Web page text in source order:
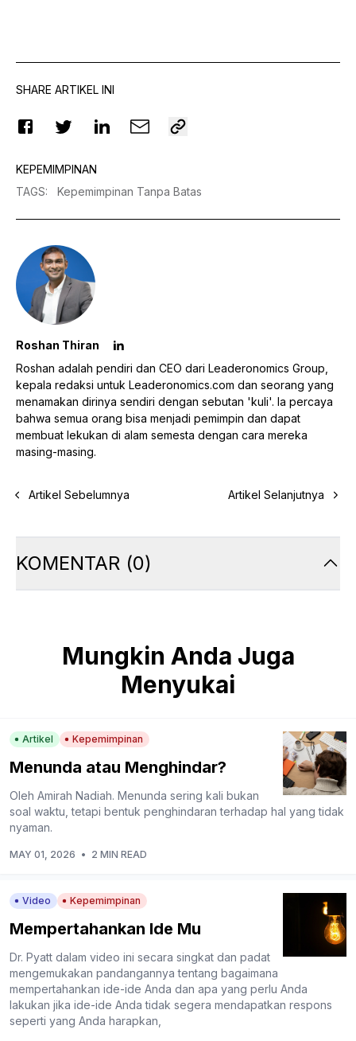
SHARE ARTIKEL INI
KEPEMIMPINAN
TAGS: Kepemimpinan Tanpa Batas
Roshan Thiran
Roshan adalah pendiri dan CEO dari Leaderonomics Group,
kepala redaksi untuk Leaderonomics.com dan seorang yang
menamakan dirinya sendiri dengan sebutan 'kuli'. Ia percaya
bahwa semua orang bisa menjadi pemimpin dan dapat
membuat lekukan di alam semesta dengan cara mereka
masing-masing.
Artikel Sebelumnya Artikel Selanjutnya
KOMENTAR (0)
Mungkin Anda Juga
Menyukai
Artikel Kepemimpinan
Menunda atau Menghindar?
Oleh Amirah Nadiah. Menunda sering kali bukan
soal waktu, tetapi bentuk penghindaran terhadap hal yang tidak
nyaman.
MAY 01, 2026 • 2 MIN READ
Video Kepemimpinan
Mempertahankan Ide Mu
Dr. Pyatt dalam video ini secara singkat dan padat
mengemukakan pandangannya tentang bagaimana
mempertahankan ide-ide Anda dan apa yang perlu Anda
lakukan jika ide-ide Anda tidak segera mendapatkan respons
seperti yang Anda harapkan,